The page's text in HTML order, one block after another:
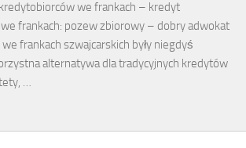
we frankach – kredyt
frankach: pozew zbiorowy – dobry adwokat
frankach szwajcarskich były niegdyś
alternatywa dla tradycyjnych kredytów
…